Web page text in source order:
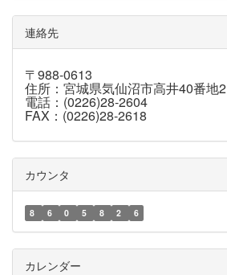
連絡先
〒988-0613
住所：宮城県気仙沼市高井40番地2
電話：(0226)28-2604
FAX：(0226)28-2618
カウンタ
8 6 0 5 8 2 6
カレンダー